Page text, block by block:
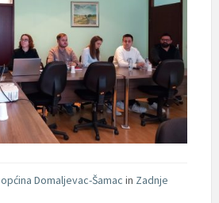
općina Domaljevac-Šamac in Zadnje